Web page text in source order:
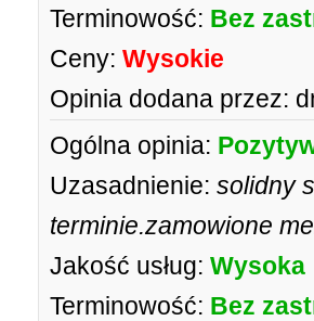
Terminowość: Bez
Ceny: Wysokie
Opinia dodana przez:
Ogólna opinia:
Uzasadnienie: solidny
terminie.zamowione
Jakość usług: Wysoka
Terminowość: Bez